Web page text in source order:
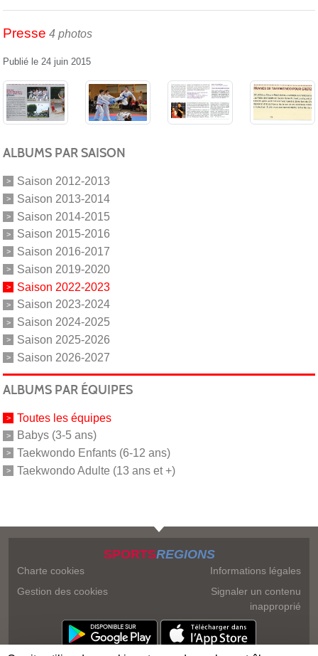
Presse 4 photos
Publié le 24 juin 2015
ALBUMS PAR SAISON
Saison 2012-2013
Saison 2013-2014
Saison 2014-2015
Saison 2015-2016
Saison 2016-2017
Saison 2019-2020
Saison 2022-2023
Saison 2023-2024
Saison 2024-2025
Saison 2025-2026
Saison 2026-2027
ALBUMS PAR ÉQUIPES
Toutes les équipes
Babys (3-5 ans)
Taekwondo Enfants (6-12 ans)
Taekwondo Adulte (13 ans et +)
SPORTSREGIONS
Charte cookies
Gestion des cookies
Informations légales
Signaler un contenu
inapproprié